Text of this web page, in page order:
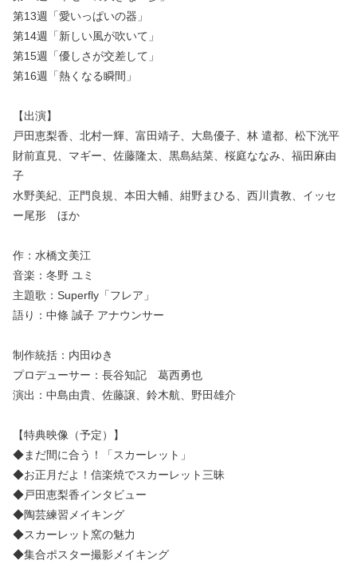
第13週「愛いっぱいの器」
第14週「新しい風が吹いて」
第15週「優しさが交差して」
第16週「熱くなる瞬間」
【出演】
戸田恵梨香、北村一輝、富田靖子、大島優子、林 遣都、松下洸平
財前直見、マギー、佐藤隆太、黒島結菜、桜庭ななみ、福田麻由
子
水野美紀、正門良規、本田大輔、紺野まひる、西川貴教、イッセ
ー尾形 ほか
作：水橋文美江
音楽：冬野 ユミ
主題歌：Superfly「フレア」
語り：中條 誠子 アナウンサー
制作統括：内田ゆき
プロデューサー：長谷知記 葛西勇也
演出：中島由貴、佐藤譲、鈴木航、野田雄介
【特典映像（予定）】
◆まだ間に合う！「スカーレット」
◆お正月だよ！信楽焼でスカーレット三昧
◆戸田恵梨香インタビュー
◆陶芸練習メイキング
◆スカーレット窯の魅力
◆集合ポスター撮影メイキング